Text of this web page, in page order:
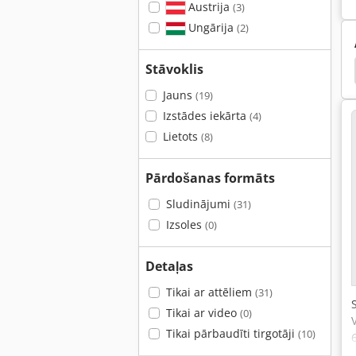
Austrija (3)
Ungārija (2)
Stāvoklis
Jauns (19)
Izstādes iekārta (4)
Lietots (8)
Pārdošanas formāts
Sludinājumi (31)
Izsoles (0)
Detaļas
Tikai ar attēliem (31)
Tikai ar video (0)
Tikai pārbaudīti tirgotāji (10)
Hermētiķi Griešanas Mašīna Griešanas Mašīna